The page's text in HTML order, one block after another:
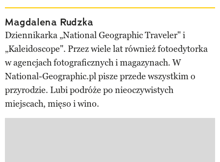
Magdalena Rudzka
Dziennikarka „National Geographic Traveler" i
„Kaleidoscope". Przez wiele lat również fotoedytorka
w agencjach fotograficznych i magazynach. W
National-Geographic.pl pisze przede wszystkim o
przyrodzie. Lubi podróże po nieoczywistych
miejscach, mięso i wino.